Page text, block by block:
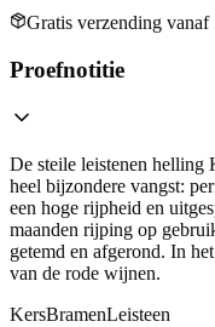
Gratis verzending vanaf
Proefnotitie
De steile leistenen helling
heel bijzondere vangst:
een hoge rijpheid en
maanden rijping op
getemd en afgerond. In
van de rode wijnen.
KersBramenLeisteen